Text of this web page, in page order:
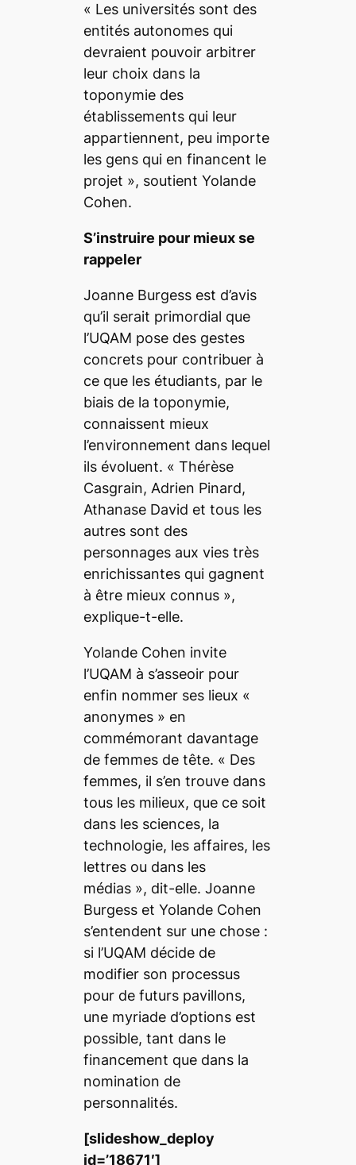
« Les universités sont des
entités autonomes qui
devraient pouvoir arbitrer
leur choix dans la
toponymie des
établissements qui leur
appartiennent, peu importe
les gens qui en financent le
projet », soutient Yolande
Cohen.
S’instruire pour mieux se
rappeler
Joanne Burgess est d’avis
qu’il serait primordial que
l’UQAM pose des gestes
concrets pour contribuer à
ce que les étudiants, par le
biais de la toponymie,
connaissent mieux
l’environnement dans lequel
ils évoluent. « Thérèse
Casgrain, Adrien Pinard,
Athanase David et tous les
autres sont des
personnages aux vies très
enrichissantes qui gagnent
à être mieux connus »,
explique-t-elle.
Yolande Cohen invite
l’UQAM à s’asseoir pour
enfin nommer ses lieux «
anonymes» en
commémorant davantage
de femmes de tête. « Des
femmes, il s’en trouve dans
tous les milieux, que ce soit
dans les sciences, la
technologie, les affaires, les
lettres ou dans les
médias », dit-elle. Joanne
Burgess et Yolande Cohen
s’entendent sur une chose :
si l’UQAM décide de
modifier son processus
pour de futurs pavillons,
une myriade d’options est
possible, tant dans le
financement que dans la
nomination de
personnalités.
[slideshow_deploy
id=’18671′]